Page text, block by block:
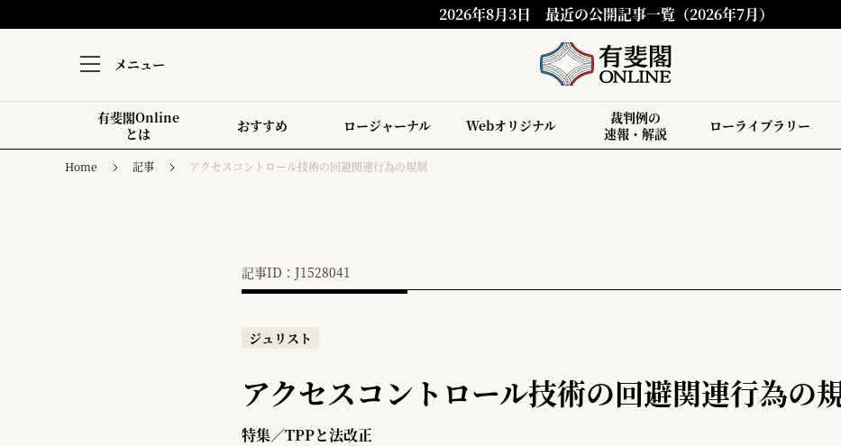
2026年8月3日 最近の公開記事一覧（2026年7月）
メニュー
有斐閣Online
とは
おすすめ ロージャーナル Webオリジナル
裁判例の
速報・解説
ローライブラリー
Home 記事 アクセスコントロール技術の回避関連行為の規制
記事ID：J1528041
ジュリスト
アクセスコントロール技術の回避関連行為の
特集／TPPと法改正